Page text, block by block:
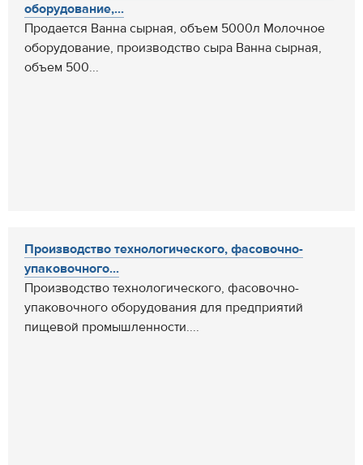
оборудование,...
Продается Ванна сырная, объем 5000л Молочное
оборудование, производство сыра Ванна сырная,
объем 500...
Производство технологического, фасовочно-
упаковочного...
Производство технологического, фасовочно-
упаковочного оборудования для предприятий
пищевой промышленности....